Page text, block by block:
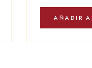
AÑADIR